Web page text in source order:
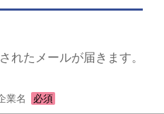
れたメールが届きます。
業名 必須